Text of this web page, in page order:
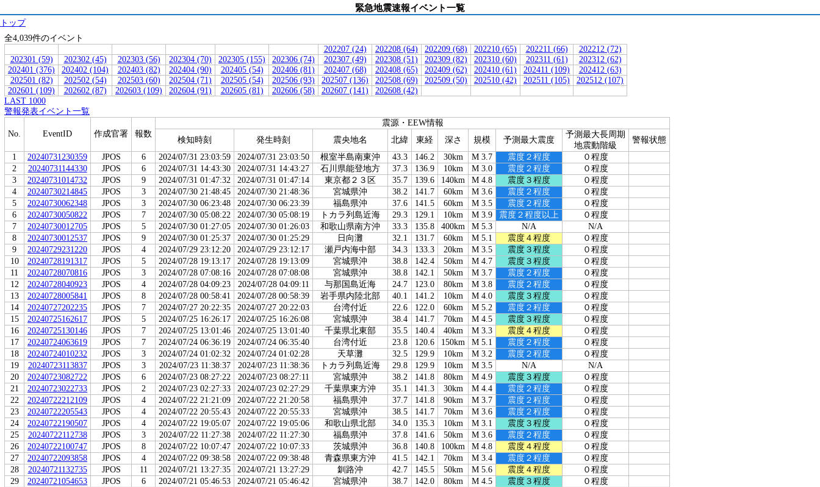
緊急地震速報イベント一覧
トップ
全4,039件のイベント
202207 (24)
202208 (64) 202209 (68) 202210 (65) 202211 (66)
202212 (72)
202301 (59)
202302 (45) 202303 (56) 202304 (70) 202305 (155) 202306 (74) 202307 (49) 202308 (51) 202309 (82) 202310 (60) 202311 (61)
202312 (62)
202401 (376)
202402 (104) 202403 (82) 202404 (90) 202405 (54) 202406 (81) 202407 (68) 202408 (65) 202409 (62) 202410 (61) 202411 (109)
202412 (63)
202501 (82)
202502 (54) 202503 (60) 202504 (71) 202505 (54) 202506 (93) 202507 (136) 202508 (69) 202509 (50) 202510 (42) 202511 (105)
202512 (107)
202601 (109)
202602 (87) 202603 (109) 202604 (91) 202605 (81) 202606 (58) 202607 (141)
202608 (42)
LAST 1000
警報発表イベント一覧
No. EventID 作成官署 報数
震源・EEW情報
検知時刻
発生時刻 震央地名 北緯 東経 深さ 規模 予測最大震度
予測最大長周期
地震動階級
警報状態
1
20240731230359 JPOS 6 2024/07/31 23:03:59 2024/07/31 23:03:50 根室半島南東沖 43.3 146.2 30km M 3.7 震度２程度
０程度
2
20240731144330 JPOS 6 2024/07/31 14:43:30 2024/07/31 14:43:27 石川県能登地方 37.3 136.9 10km M 3.0 震度２程度
０程度
3
20240731014732 JPOS 9 2024/07/31 01:47:32 2024/07/31 01:47:14 東京都２３区 35.7 139.6 140km M 4.8 震度３程度
０程度
4
20240730214845 JPOS 3 2024/07/30 21:48:45 2024/07/30 21:48:36 宮城県沖 38.2 141.7 60km M 3.6 震度２程度
０程度
5
20240730062348 JPOS 3 2024/07/30 06:23:48 2024/07/30 06:23:39 福島県沖 37.6 141.5 60km M 3.5 震度２程度
０程度
6
20240730050822 JPOS 7 2024/07/30 05:08:22 2024/07/30 05:08:19 トカラ列島近海 29.3 129.1 10km M 3.9 震度２程度以上
０程度
7
20240730012705 JPOS 5 2024/07/30 01:27:05 2024/07/30 01:26:03 和歌山県南方沖 33.3 135.8 400km M 5.3 N/A
N/A
8
20240730012537 JPOS 9 2024/07/30 01:25:37 2024/07/30 01:25:29 日向灘 32.1 131.7 60km M 5.1 震度４程度
０程度
9
20240729231220 JPOS 4 2024/07/29 23:12:20 2024/07/29 23:12:17 瀬戸内海中部 34.3 133.3 20km M 3.5 震度３程度
０程度
10
20240728191317 JPOS 5 2024/07/28 19:13:17 2024/07/28 19:13:09 宮城県沖 38.8 142.4 50km M 4.7 震度３程度
０程度
11
20240728070816 JPOS 3 2024/07/28 07:08:16 2024/07/28 07:08:08 宮城県沖 38.8 142.1 50km M 3.7 震度２程度
０程度
12
20240728040923 JPOS 4 2024/07/28 04:09:23 2024/07/28 04:09:11 与那国島近海 24.7 123.0 80km M 3.8 震度２程度
０程度
13
20240728005841 JPOS 8 2024/07/28 00:58:41 2024/07/28 00:58:39 岩手県内陸北部 40.1 141.2 10km M 4.0 震度３程度
０程度
14
20240727202235 JPOS 7 2024/07/27 20:22:35 2024/07/27 20:22:03 台湾付近 22.6 122.0 60km M 5.2 震度２程度
０程度
15
20240725162617 JPOS 5 2024/07/25 16:26:17 2024/07/25 16:26:08 宮城県沖 38.4 141.7 70km M 4.5 震度３程度
０程度
16
20240725130146 JPOS 7 2024/07/25 13:01:46 2024/07/25 13:01:40 千葉県北東部 35.5 140.4 40km M 3.3 震度４程度
０程度
17
20240724063619 JPOS 7 2024/07/24 06:36:19 2024/07/24 06:35:40 台湾付近 23.8 120.6 150km M 5.1 震度２程度
０程度
18
20240724010232 JPOS 3 2024/07/24 01:02:32 2024/07/24 01:02:28 天草灘 32.5 129.9 10km M 3.2 震度２程度
０程度
19
20240723113837 JPOS 3 2024/07/23 11:38:37 2024/07/23 11:38:36 トカラ列島近海 29.8 129.9 10km M 3.5 N/A
N/A
20
20240723082722 JPOS 6 2024/07/23 08:27:22 2024/07/23 08:27:11 宮城県沖 38.2 141.8 80km M 4.9 震度３程度
０程度
21
20240723022733 JPOS 2 2024/07/23 02:27:33 2024/07/23 02:27:29 千葉県東方沖 35.1 141.3 30km M 4.4 震度２程度
０程度
22
20240722212109 JPOS 4 2024/07/22 21:21:09 2024/07/22 21:20:58 福島県沖 37.7 141.8 90km M 3.7 震度２程度
０程度
23
20240722205543 JPOS 4 2024/07/22 20:55:43 2024/07/22 20:55:33 宮城県沖 38.5 141.7 70km M 3.6 震度２程度
０程度
24
20240722190507 JPOS 4 2024/07/22 19:05:07 2024/07/22 19:05:06 和歌山県北部 34.0 135.3 10km M 3.1 震度３程度
０程度
25
20240722112738 JPOS 3 2024/07/22 11:27:38 2024/07/22 11:27:30 福島県沖 37.8 141.6 50km M 3.6 震度２程度
０程度
26
20240722100747 JPOS 8 2024/07/22 10:07:47 2024/07/22 10:07:33 茨城県沖 36.8 140.8 100km M 4.8 震度４程度
０程度
27
20240722093858 JPOS 4 2024/07/22 09:38:58 2024/07/22 09:38:48 青森県東方沖 41.5 142.1 70km M 3.4 震度２程度
０程度
28
20240721132735 JPOS 11 2024/07/21 13:27:35 2024/07/21 13:27:29 釧路沖 42.7 145.5 50km M 5.6 震度４程度
０程度
29
20240721054653 JPOS 6 2024/07/21 05:46:53 2024/07/21 05:46:42 宮城県沖 38.7 142.0 80km M 4.5 震度３程度
０程度